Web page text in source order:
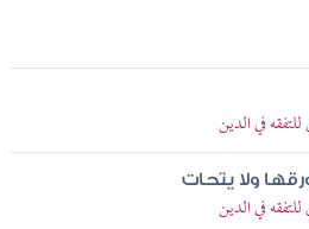
في الدين
ولا يتحات
في الدين